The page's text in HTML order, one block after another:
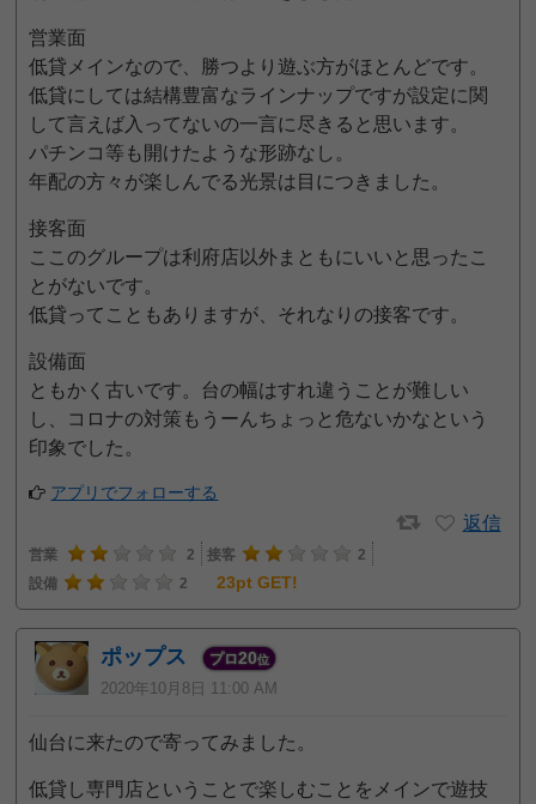
営業面
低貸メインなので、勝つより遊ぶ方がほとんどです。
低貸にしては結構豊富なラインナップですが設定に関
して言えば入ってないの一言に尽きると思います。
パチンコ等も開けたような形跡なし。
年配の方々が楽しんでる光景は目につきました。
接客面
ここのグループは利府店以外まともにいいと思ったこ
とがないです。
低貸ってこともありますが、それなりの接客です。
設備面
ともかく古いです。台の幅はすれ違うことが難しい
し、コロナの対策もうーんちょっと危ないかなという
印象でした。
アプリでフォローする
返信
営業 2 接客
2
設備
2 23pt GET!
ポップス プロ20位
2020年10月8日 11:00 AM
仙台に来たので寄ってみました。
低貸し専門店ということで楽しむことをメインで遊技